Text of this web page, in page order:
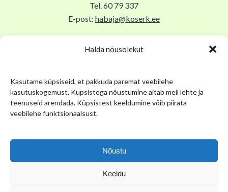
Halda nõusolekut
Kasutame küpsiseid, et pakkuda paremat veebilehe
kasutuskogemust. Küpsistega nõustumine aitab meil lehte ja
teenuseid arendada. Küpsistest keeldumine võib piirata
veebilehe funktsionaalsust.
Nõustu
Keeldu
Tel. 60 79 337
E-post: habaja@koserk.ee
Raamatukogu avatud N,R 9-17, T 11-19, Lõuna 12-12.30,
Kuu viimane tööpäev suletud sisetöödeks ja asjaajamiseks.
Kose Kihelkonna Muuseum
Tel. 53 034 304
E-post:muuseum@kose.ee